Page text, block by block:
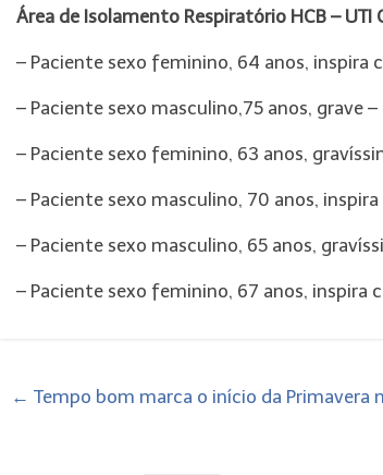
Área de Isolamento Respiratório HCB – UTI
– Paciente sexo feminino, 64 anos, inspira
– Paciente sexo masculino,75 anos, grave
– Paciente sexo feminino, 63 anos,
– Paciente sexo masculino, 70 anos,
– Paciente sexo masculino, 65 anos,
– Paciente sexo feminino, 67 anos, inspira
← Tempo bom marca o início da Primavera